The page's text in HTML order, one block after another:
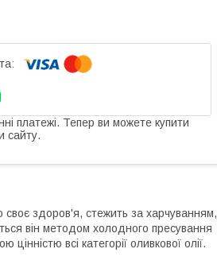
платежі. Тепер ви можете купити
сайту.
своє здоров'я, стежить за харчуванням,
він методом холодного пресування
всі категорії оливкової олії.